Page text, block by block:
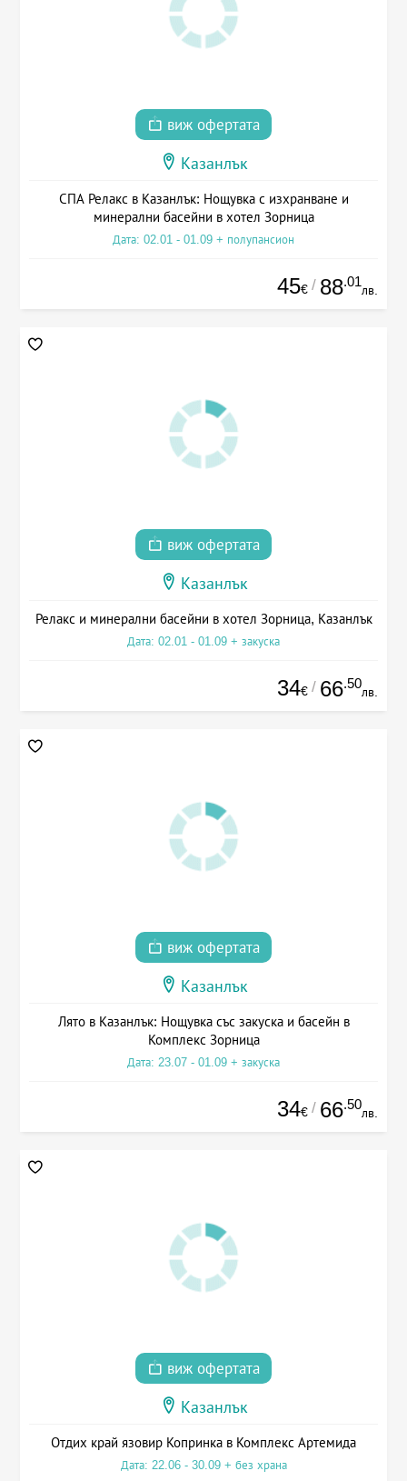
виж офертата
Казанлък
СПА Релакс в Казанлък: Нощувка с изхранване и
минерални басейни в хотел Зорница
Дата: 02.01 - 01.09 + полупансион
45€ / 88.01
лв.
виж офертата
Казанлък
Релакс и минерални басейни в хотел Зорница, Казанлък
Дата: 02.01 - 01.09 + закуска
34€ / 66.50
лв.
виж офертата
Казанлък
Лято в Казанлък: Нощувка със закуска и басейн в
Комплекс Зорница
Дата: 23.07 - 01.09 + закуска
34€ / 66.50
лв.
виж офертата
Казанлък
Отдих край язовир Копринка в Комплекс Артемида
Дата: 22.06 - 30.09 + без храна